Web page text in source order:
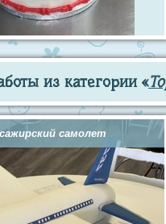
из категории «
самолет